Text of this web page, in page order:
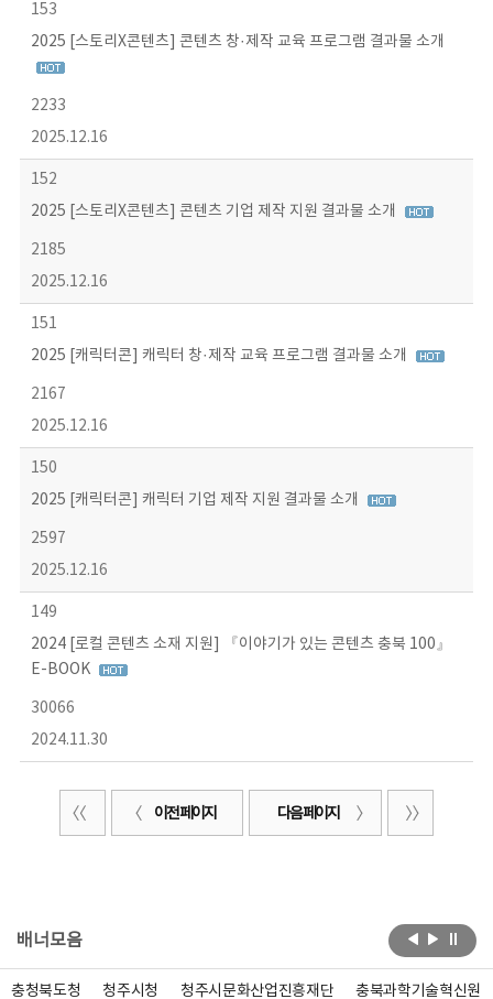
153
2025 [스토리X콘텐츠] 콘텐츠 창·제작 교육 프로그램 결과물 소개
2233
2025.12.16
152
2025 [스토리X콘텐츠] 콘텐츠 기업 제작 지원 결과물 소개
2185
2025.12.16
151
2025 [캐릭터콘] 캐릭터 창·제작 교육 프로그램 결과물 소개
2167
2025.12.16
150
2025 [캐릭터콘] 캐릭터 기업 제작 지원 결과물 소개
2597
2025.12.16
149
2024 [로컬 콘텐츠 소재 지원] 『이야기가 있는 콘텐츠 충북 100』
E-BOOK
30066
2024.11.30
이전 페이지 다음 페이지
배너모음
충청북도청 청주시청 청주시문화산업진흥재단 충북과학기술혁신원